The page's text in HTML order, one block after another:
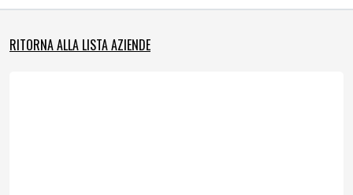
RITORNA ALLA LISTA AZIENDE